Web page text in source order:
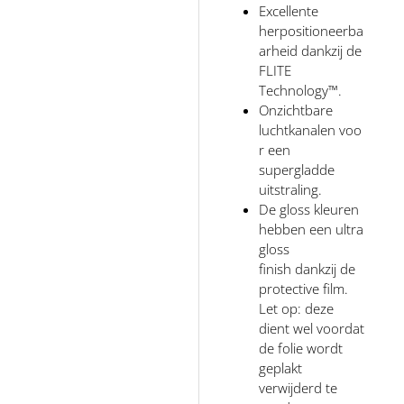
Excellente
herpositioneerba
arheid dankzij de
FLITE
Technology™.
Onzichtbare
luchtkanalen voo
r een
supergladde
uitstraling.
De gloss kleuren
hebben een ultra
gloss
finish dankzij de
protective film.
Let op: deze
dient wel voordat
de folie wordt
geplakt
verwijderd te